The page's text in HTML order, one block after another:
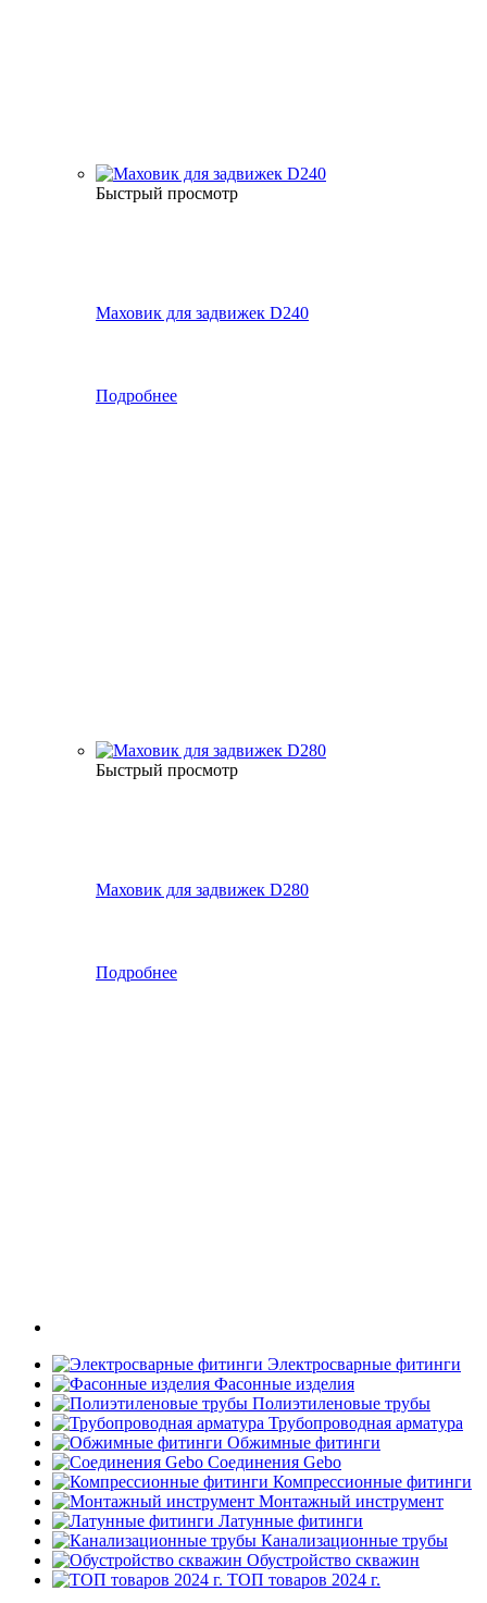
Быстрый просмотр
Маховик для задвижек D240
Подробнее
Быстрый просмотр
Маховик для задвижек D280
Подробнее
Электросварные фитинги
Фасонные изделия
Полиэтиленовые трубы
Трубопроводная арматура
Обжимные фитинги
Соединения Gebo
Компрессионные фитинги
Монтажный инструмент
Латунные фитинги
Канализационные трубы
Обустройство скважин
ТОП товаров 2024 г.